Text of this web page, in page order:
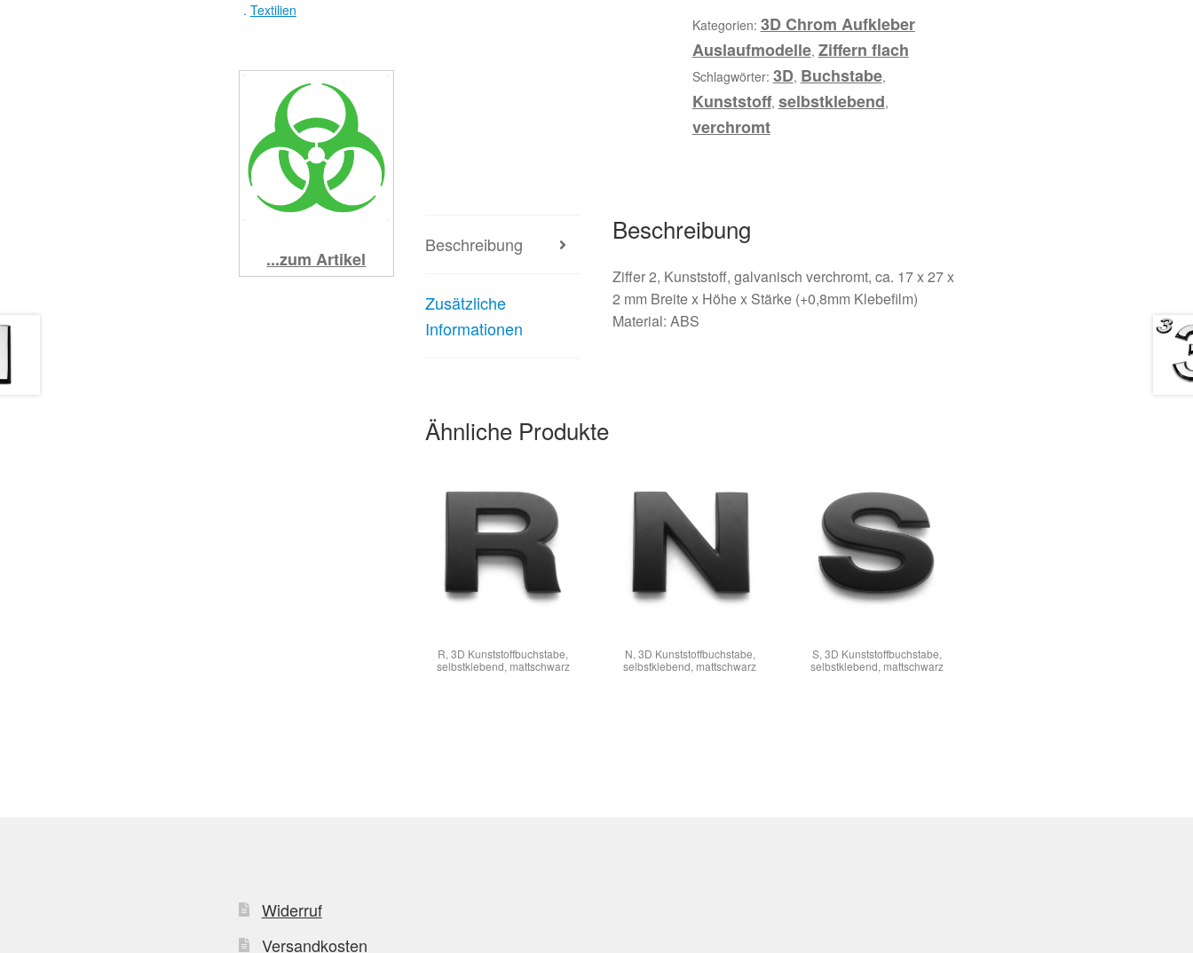
Menge
Kategorien: 3D Chrom Aufkleber
Auslaufmodelle, Ziffern flach
Schlagwörter: 3D, Buchstabe,
Kunststoff, selbstklebend,
verchromt
Beschreibung
Zusätzliche
Informationen
Beschreibung
Ziffer 2, Kunststoff, galvanisch verchromt, ca. 17 x 27 x
2 mm Breite x Höhe x Stärke (+0,8mm Klebefilm)
Material: ABS
Ähnliche Produkte
R, 3D Kunststoffbuchstabe,
selbstklebend, mattschwarz
N, 3D Kunststoffbuchstabe,
selbstklebend, mattschwarz
S, 3D Kunststoffbuchstabe,
selbstklebend, mattschwarz
. Textilien
...zum Artikel
Widerruf
Versandkosten